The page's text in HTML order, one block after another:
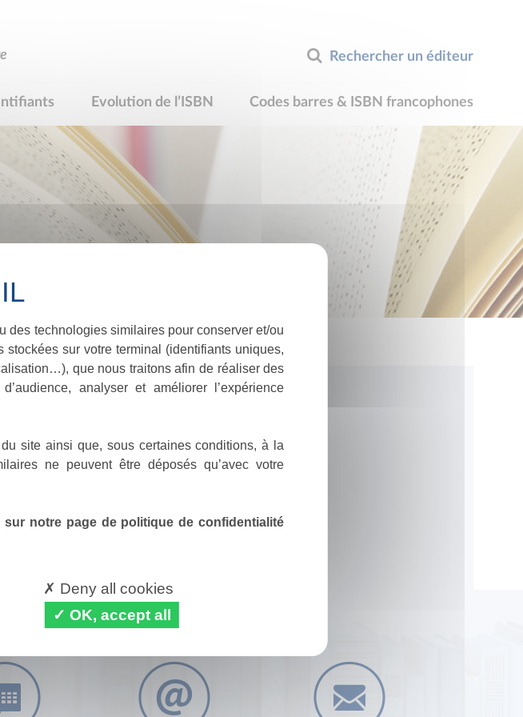
Rechercher un éditeur
Evolution de l’ISBN Codes barres & ISBN francophones
des technologies similaires pour conserver et/ou
sur votre terminal (identifiants uniques,
que nous traitons afin de réaliser des
analyser et améliorer l’expérience
site ainsi que, sous certaines conditions, à la
ne peuvent être déposés qu’avec votre
notre page de politique de confidentialité
Deny all cookies
OK, accept all